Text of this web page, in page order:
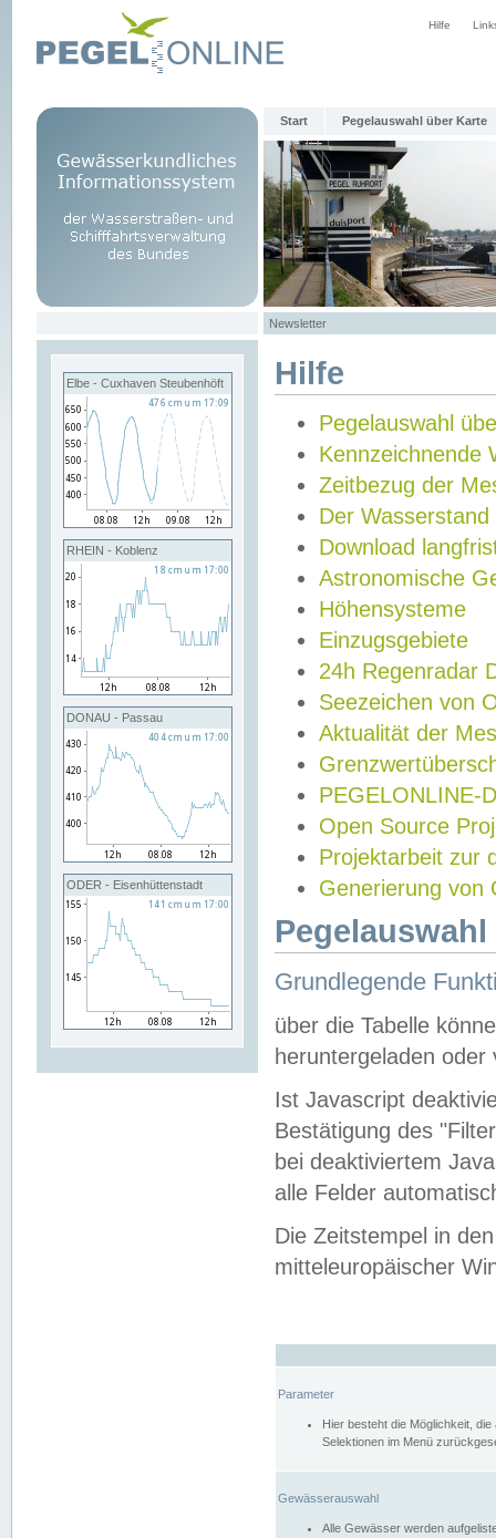
Hilfe
Start Pegelauswahl über Karte
Newsletter
Elbe - Cuxhaven Steubenhöft
RHEIN - Koblenz
DONAU - Passau
ODER - Eisenhüttenstadt
Hilfe
Pegelauswahl
Kennzeichnende
Zeitbezug der
Der Wasserstand
Download
Astronomische
Höhensysteme
Einzugsgebiete
24h Regenradar
Seezeichen von
Aktualität der
PEGELONLINE-
Open Source
Projektarbeit zur
Generierung von
Grundlegende
über die Tabelle
heruntergeladen oder
Ist Javascript
Bestätigung des
bei deaktiviertem
alle Felder
Die Zeitstempel in
mitteleuropäischer
Parameter
Hier besteht die Möglichkeit,
Selektionen im Menü
Gewässerauswahl
Alle Gewässer werden